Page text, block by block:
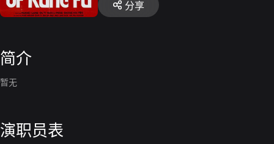
分享
简介
暂无
演职员表